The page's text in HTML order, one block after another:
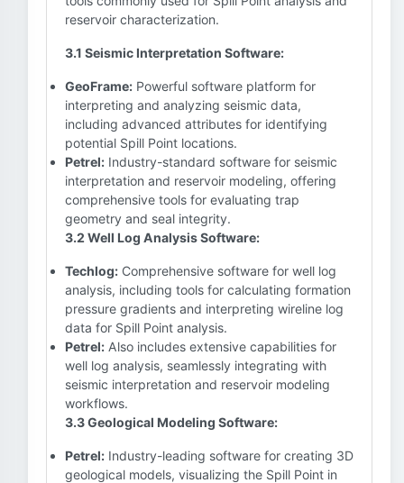
reservoir characterization.
3.1 Seismic Interpretation Software:
GeoFrame: Powerful software platform for
interpreting and analyzing seismic data,
including advanced attributes for identifying
potential Spill Point locations.
Petrel: Industry-standard software for seismic
interpretation and reservoir modeling, offering
comprehensive tools for evaluating trap
geometry and seal integrity.
3.2 Well Log Analysis Software:
Techlog: Comprehensive software for well log
analysis, including tools for calculating formation
pressure gradients and interpreting wireline log
data for Spill Point analysis.
Petrel: Also includes extensive capabilities for
well log analysis, seamlessly integrating with
seismic interpretation and reservoir modeling
workflows.
3.3 Geological Modeling Software:
Petrel: Industry-leading software for creating 3D
geological models, visualizing the Spill Point in